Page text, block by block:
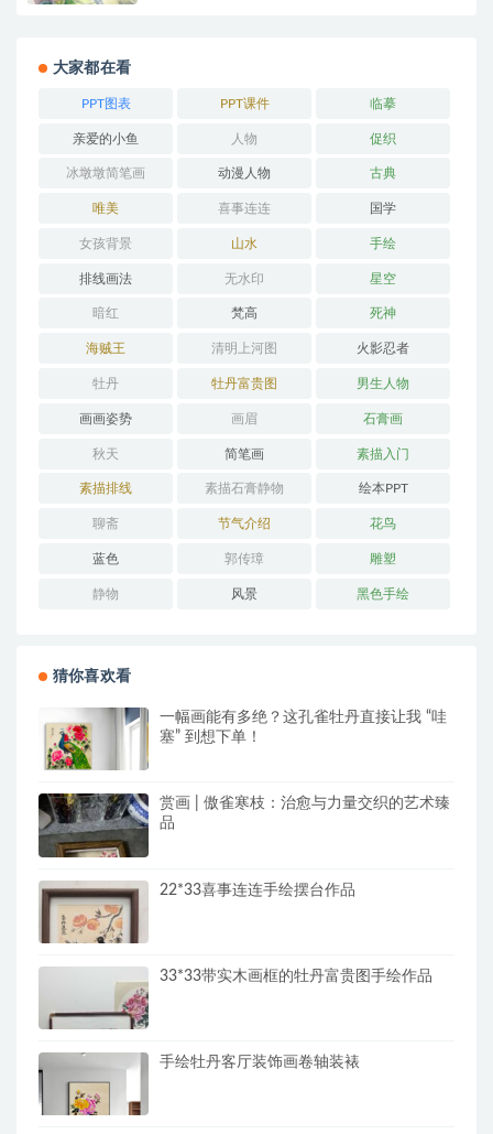
大家都在看
PPT图表 PPT课件 临摹
亲爱的小鱼 人物 促织
冰墩墩简笔画 动漫人物 古典
唯美 喜事连连 国学
女孩背景 山水 手绘
排线画法 无水印 星空
暗红 梵高 死神
海贼王 清明上河图 火影忍者
牡丹 牡丹富贵图 男生人物
画画姿势 画眉 石膏画
秋天 简笔画 素描入门
素描排线 素描石膏静物 绘本PPT
聊斋 节气介绍 花鸟
蓝色 郭传璋 雕塑
静物 风景 黑色手绘
猜你喜欢看
一幅画能有多绝？这孔雀牡丹直接让我 “哇
塞” 到想下单！
赏画 | 傲雀寒枝：治愈与力量交织的艺术臻
品
22*33喜事连连手绘摆台作品
33*33带实木画框的牡丹富贵图手绘作品
手绘牡丹客厅装饰画卷轴装裱